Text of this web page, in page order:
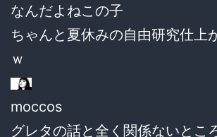
なんだよねこの子
ちゃんと夏休みの自由研究仕上
ｗ
moccos
グレタの話と全く関係ないとこ